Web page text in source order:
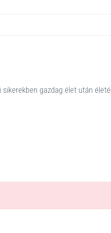
gazdag élet után